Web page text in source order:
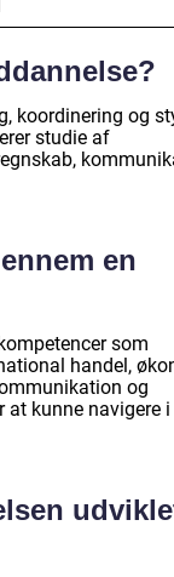
koordinering og
studie af
en
som
handel,
og
at kunne navigere i